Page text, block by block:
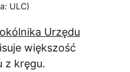
ULC)
okólnika Urzędu
większość
z kręgu.